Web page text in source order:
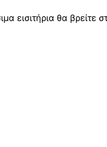
εισιτήρια θα